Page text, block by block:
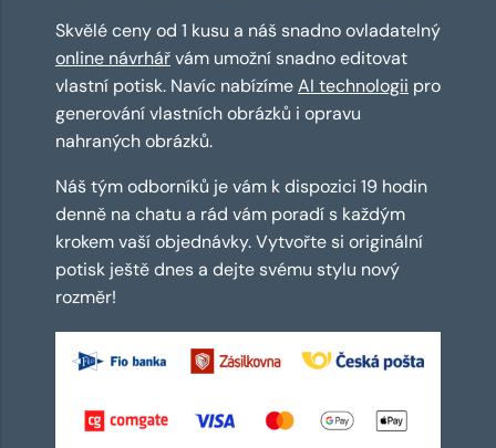
Skvělé ceny od 1 kusu a náš snadno ovladatelný
online návrhářvám umožní snadno editovat
vlastní potisk. Navíc nabízímeAI technologii pro
generování vlastních obrázků i opravu
nahraných obrázků.
Náš tým odborníků je vám k dispozici 19 hodin
denně na chatu a rád vám poradí s každým
krokem vaší objednávky. Vytvořte si originální
potisk ještě dnes a dejte svému stylu nový
rozměr!